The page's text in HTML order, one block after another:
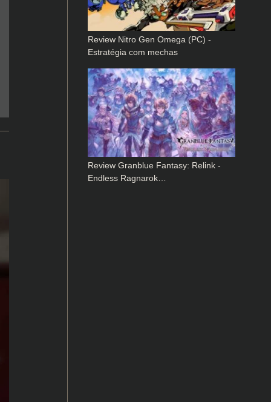
Review Nitro Gen Omega (PC) -
Estratégia com mechas
Review Granblue Fantasy: Relink -
Endless Ragnarok…